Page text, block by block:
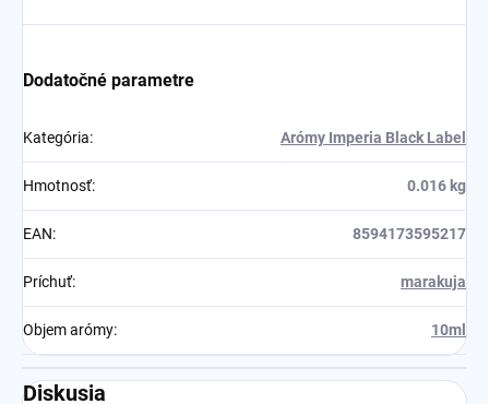
Dodatočné parametre
Kategória: Arómy Imperia Black Label
Hmotnosť: 0.016 kg
EAN: 8594173595217
Príchuť: marakuja
Objem arómy: 10ml
Diskusia